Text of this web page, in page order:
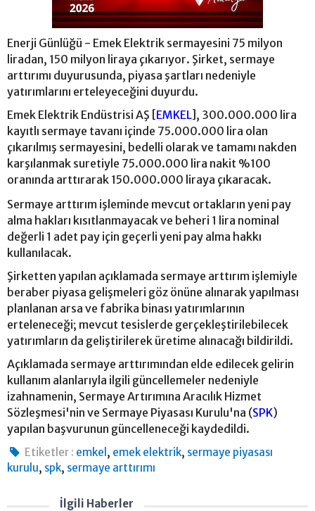
Enerji Günlüğü - Emek Elektrik sermayesini 75 milyon
liradan, 150 milyon liraya çıkarıyor. Şirket, sermaye
arttırımı duyurusunda, piyasa şartları nedeniyle
yatırımlarını erteleyeceğini duyurdu.
Emek Elektrik Endüstrisi AŞ [EMKEL], 300.000.000 lira
kayıtlı sermaye tavanı içinde 75.000.000 lira olan
çıkarılmış sermayesini, bedelli olarak ve tamamı nakden
karşılanmak suretiyle 75.000.000 lira nakit %100
oranında arttırarak 150.000.000 liraya çıkaracak.
Sermaye arttırım işleminde mevcut ortakların yeni pay
alma hakları kısıtlanmayacak ve beheri 1 lira nominal
değerli 1 adet pay için geçerli yeni pay alma hakkı
kullanılacak.
Şirketten yapılan açıklamada sermaye arttırım işlemiyle
beraber piyasa gelişmeleri göz önüne alınarak yapılması
planlanan arsa ve fabrika binası yatırımlarının
erteleneceği; mevcut tesislerde gerçekleştirilebilecek
yatırımların da geliştirilerek üretime alınacağı bildirildi.
Açıklamada sermaye arttırımından elde edilecek gelirin
kullanım alanlarıyla ilgili güncellemeler nedeniyle
izahnamenin, Sermaye Artırımına Aracılık Hizmet
Sözleşmesi'nin ve Sermaye Piyasası Kurulu'na (SPK)
yapılan başvurunun güncelleneceği kaydedildi.
Etiketler : emkel , emek elektrik, sermaye piyasası
kurulu, spk, sermaye arttırımı
İlgili Haberler